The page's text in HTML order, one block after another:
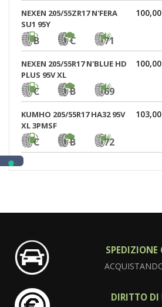
NEXEN 205/55ZR17 N'FERA
SU1 95Y
B C 71
NEXEN 205/55R17 N'BLUE HD
PLUS 95V XL
C B 69
KUMHO 205/55R17 HA32 95V
XL 3PMSF
C B 72
SPEDIZIONE
DIRITTO DI